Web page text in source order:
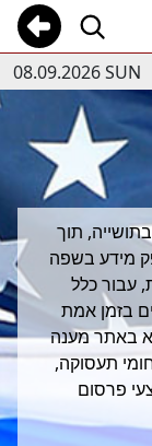
08.09.2026 SUN
בכישרון ובתושייה, תוך
מידע בשפה
עבור כלל
בזמן אמת
באתר מענה
תעסוקה,
פרסום